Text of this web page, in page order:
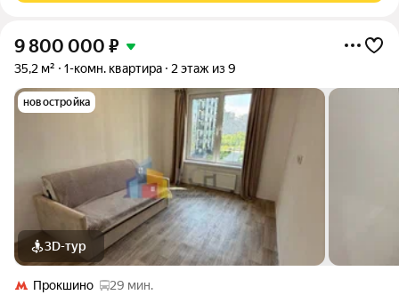
9 800 000 ₽
35,2 м² 1-комн. квартира 2 этаж из 9
новостройка
3D-тур
Прокшино
29 мин.